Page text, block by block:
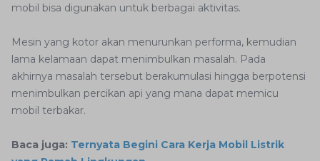
mobil bisa digunakan untuk berbagai aktivitas.
Mesin yang kotor akan menurunkan performa, kemudian
lama kelamaan dapat menimbulkan masalah. Pada
akhirnya masalah tersebut berakumulasi hingga berpotensi
menimbulkan percikan api yang mana dapat memicu
mobil terbakar.
Baca juga: Ternyata Begini Cara Kerja Mobil Listrik